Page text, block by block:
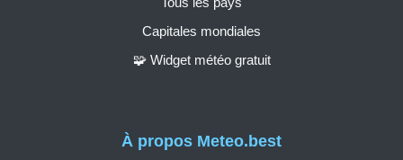
À propos Meteo.best
Capitales mondiales
🧩 Widget météo gratuit